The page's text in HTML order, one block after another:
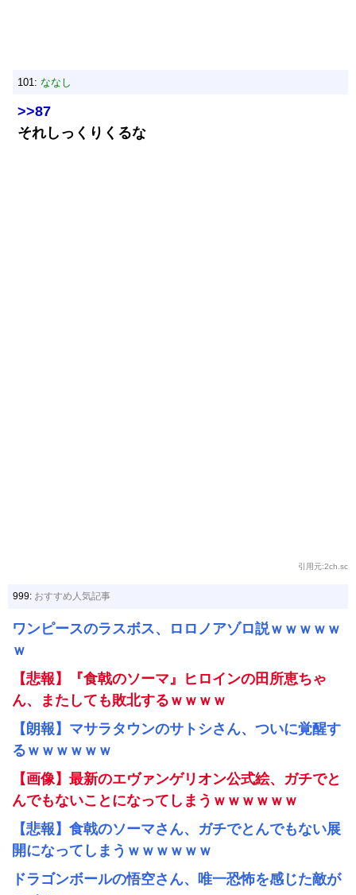
101: ななし
>>87
それしっくりくるな
引用元:2ch.sc
999: おすすめ人気記事
ワンピースのラスボス、ロロノアゾロ説ｗｗｗｗｗ
ｗ
【悲報】『食戟のソーマ』ヒロインの田所恵ちゃ
ん、またしても敗北するｗｗｗｗ
【朗報】マサラタウンのサトシさん、ついに覚醒す
るｗｗｗｗｗｗ
【画像】最新のエヴァンゲリオン公式絵、ガチでと
んでもないことになってしまうｗｗｗｗｗｗ
【悲報】食戟のソーマさん、ガチでとんでもない展
開になってしまうｗｗｗｗｗｗ
ドラゴンボールの悟空さん、唯一恐怖を感じた敵が